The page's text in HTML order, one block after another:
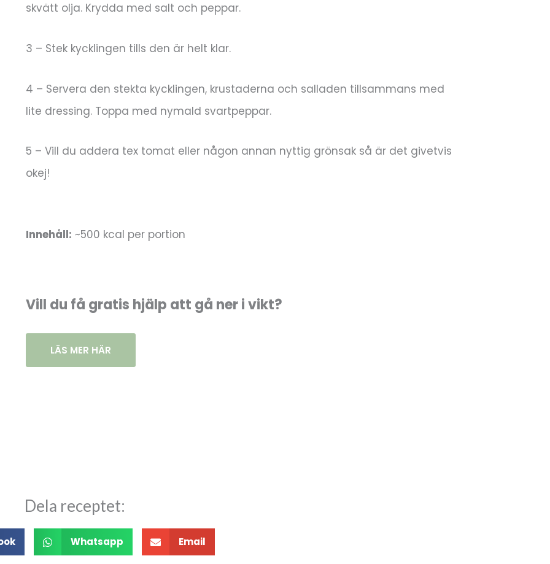
skvätt olja. Krydda med salt och peppar.
3 – Stek kycklingen tills den är helt klar.
4 – Servera den stekta kycklingen, krustaderna och salladen tillsammans med
lite dressing. Toppa med nymald svartpeppar.
5 – Vill du addera tex tomat eller någon annan nyttig grönsak så är det givetvis
okej!
Innehåll: ~500 kcal per portion
Vill du få gratis hjälp att gå ner i vikt?
LÄS MER HÄR
Dela receptet:
Whatsapp Email